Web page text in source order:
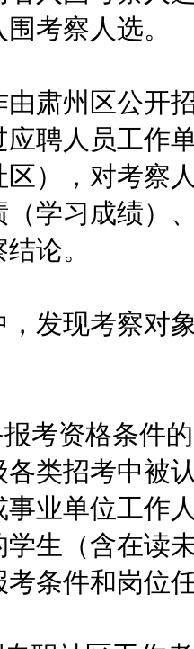
考察人选。
州区公开招
聘人员工作
区），对考察
（学习成绩）
论。
现考察对象
资格条件的
类招考中被
事业单位工作
生（含在读
考条件和岗位